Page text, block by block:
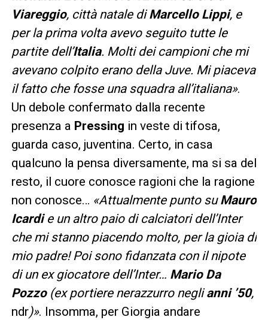
Viareggio, città natale diMarcello Lippi, e
per la prima volta avevo seguito tutte le
partite dell’Italia. Molti dei campioni che mi
avevano colpito erano della Juve. Mi piaceva
il fatto che fosse una squadra all’italiana».
Un debole confermato dalla recente
presenza a Pressing in veste di tifosa,
guarda caso, juventina. Certo, in casa
qualcuno la pensa diversamente, ma si sa del
resto, il cuore conosce ragioni che la ragione
non conosce… «Attualmente punto suMauro
Icardie un altro paio di calciatori dell’Inter
che mi stanno piacendo molto, per la gioia di
mio padre! Poi sono fidanzata con il nipote
di un ex giocatore dell’Inter… Mario Da
Pozzo(ex portiere nerazzurro neglianni ’50,
ndr)». Insomma, per Giorgia andare